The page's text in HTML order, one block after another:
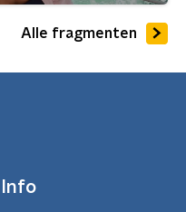
Alle fragmenten
Info